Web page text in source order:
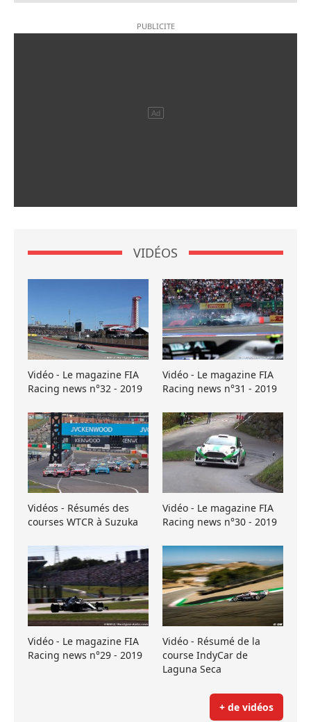
VIDÉOS
Vidéo - Le magazine FIA
Racing news n°32 - 2019
Vidéo - Le magazine FIA
Racing news n°31 - 2019
Vidéos - Résumés des
courses WTCR à Suzuka
Vidéo - Le magazine FIA
Racing news n°30 - 2019
Vidéo - Le magazine FIA
Racing news n°29 - 2019
Vidéo - Résumé de la
course IndyCar de
Laguna Seca
+ de vidéos